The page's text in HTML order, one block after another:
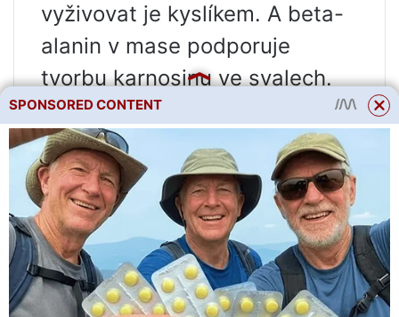
vyživovat je kyslíkem. A beta-
alanin v mase podporuje
tvorbu karnosinu ve svalech.
Ten zvyšuje efektivitu tréninku
a snižuje únavu po něm.
Využití vepřového masa při
vaření
Vepřové maso se používá při
přípravě mnoha pokrmů. Toto
maso je dost tučné, takže i po
SPONSORED CONTENT